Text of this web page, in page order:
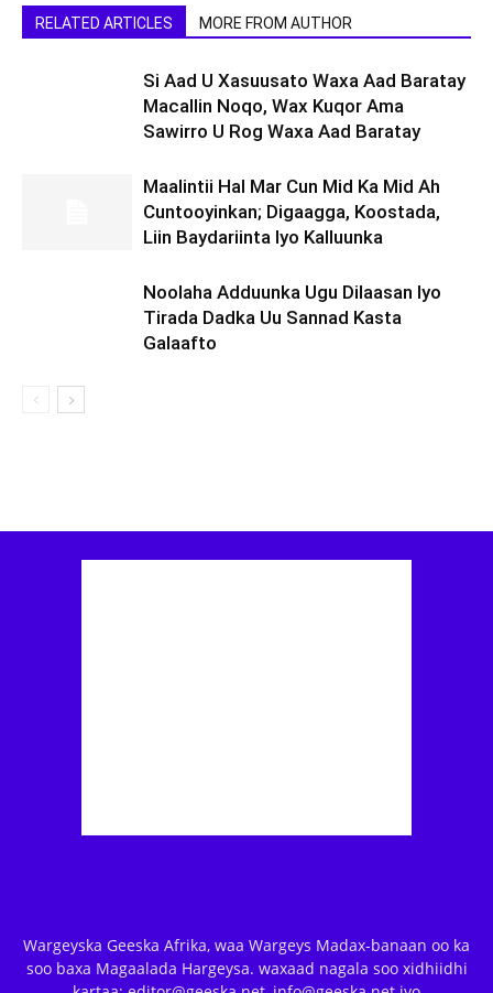
RELATED ARTICLES MORE FROM AUTHOR
Si Aad U Xasuusato Waxa Aad Baratay
Macallin Noqo, Wax Kuqor Ama
Sawirro U Rog Waxa Aad Baratay
Maalintii Hal Mar Cun Mid Ka Mid Ah
Cuntooyinkan; Digaagga, Koostada,
Liin Baydariinta Iyo Kalluunka
Noolaha Adduunka Ugu Dilaasan Iyo
Tirada Dadka Uu Sannad Kasta
Galaafto
Wargeyska Geeska Afrika, waa Wargeys Madax-banaan oo ka
soo baxa Magaalada Hargeysa. waxaad nagala soo xidhiidhi